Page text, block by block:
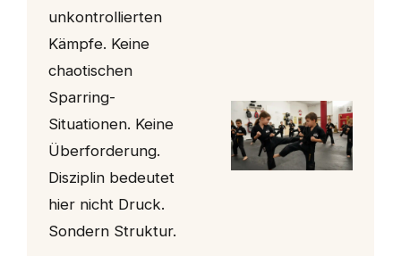
unkontrollierten
Kämpfe. Keine
chaotischen
Sparring-
Situationen. Keine
Überforderung.
Disziplin bedeutet
hier nicht Druck.
Sondern Struktur.